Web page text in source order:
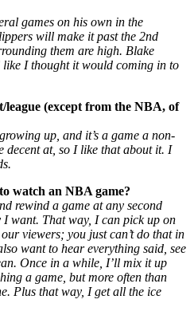
games on his own in the
will make it past the 2nd
them are high. Blake
like I thought it would coming in to
league (except from the NBA, of
up, and it’s a game a non-
decent at, so I like that about it. I
watch an NBA game?
rewind a game at any second
want. That way, I can pick up on
viewers; you just can’t do that in
want to hear everything said, see
Once in a while, I’ll mix it up
a game, but more often than
Plus that way, I get all the ice